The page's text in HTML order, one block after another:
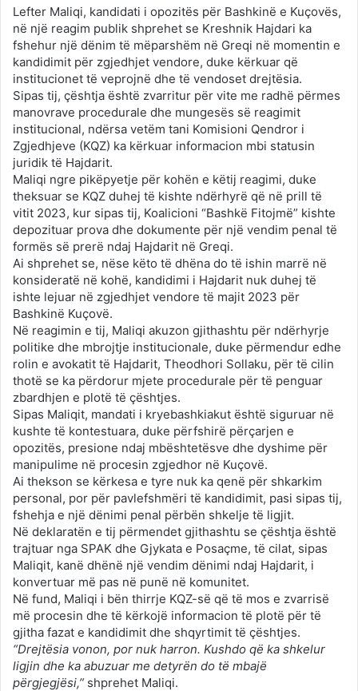
Lefter Maliqi, kandidati i opozitës për Bashkinë e Kuçovës,
në një reagim publik shprehet se Kreshnik Hajdari ka
fshehur një dënim të mëparshëm në Greqi në momentin e
kandidimit për zgjedhjet vendore, duke kërkuar që
institucionet të veprojnë dhe të vendoset drejtësia.
Sipas tij, çështja është zvarritur për vite me radhë përmes
manovrave procedurale dhe mungesës së reagimit
institucional, ndërsa vetëm tani Komisioni Qendror i
Zgjedhjeve (KQZ) ka kërkuar informacion mbi statusin
juridik të Hajdarit.
Maliqi ngre pikëpyetje për kohën e këtij reagimi, duke
theksuar se KQZ duhej të kishte ndërhyrë që në prill të
vitit 2023, kur sipas tij, Koalicioni “Bashkë Fitojmë” kishte
depozituar prova dhe dokumente për një vendim penal të
formës së prerë ndaj Hajdarit në Greqi.
Ai shprehet se, nëse këto të dhëna do të ishin marrë në
konsideratë në kohë, kandidimi i Hajdarit nuk duhej të
ishte lejuar në zgjedhjet vendore të majit 2023 për
Bashkinë Kuçovë.
Në reagimin e tij, Maliqi akuzon gjithashtu për ndërhyrje
politike dhe mbrojtje institucionale, duke përmendur edhe
rolin e avokatit të Hajdarit, Theodhori Sollaku, për të cilin
thotë se ka përdorur mjete procedurale për të penguar
zbardhjen e plotë të çështjes.
Sipas Maliqit, mandati i kryebashkiakut është siguruar në
kushte të kontestuara, duke përfshirë përçarjen e
opozitës, presione ndaj mbështetësve dhe dyshime për
manipulime në procesin zgjedhor në Kuçovë.
Ai thekson se kërkesa e tyre nuk ka qenë për shkarkim
personal, por për pavlefshmëri të kandidimit, pasi sipas tij,
fshehja e një dënimi penal përbën shkelje të ligjit.
Në deklaratën e tij përmendet gjithashtu se çështja është
trajtuar nga SPAK dhe Gjykata e Posaçme, të cilat, sipas
Maliqit, kanë dhënë një vendim dënimi ndaj Hajdarit, i
konvertuar më pas në punë në komunitet.
Në fund, Maliqi i bën thirrje KQZ-së që të mos e zvarrisë
më procesin dhe të kërkojë informacion të plotë për të
gjitha fazat e kandidimit dhe shqyrtimit të çështjes.
“Drejtësia vonon, por nuk harron. Kushdo që ka shkelur
ligjin dhe ka abuzuar me detyrën do të mbajë
përgjegjësi,” shprehet Maliqi.